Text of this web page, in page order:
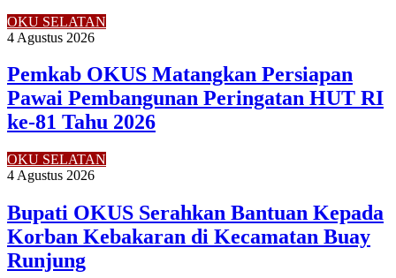
OKU SELATAN
4 Agustus 2026
Pemkab OKUS Matangkan Persiapan
Pawai Pembangunan Peringatan HUT RI
ke-81 Tahu 2026
OKU SELATAN
4 Agustus 2026
Bupati OKUS Serahkan Bantuan Kepada
Korban Kebakaran di Kecamatan Buay
Runjung